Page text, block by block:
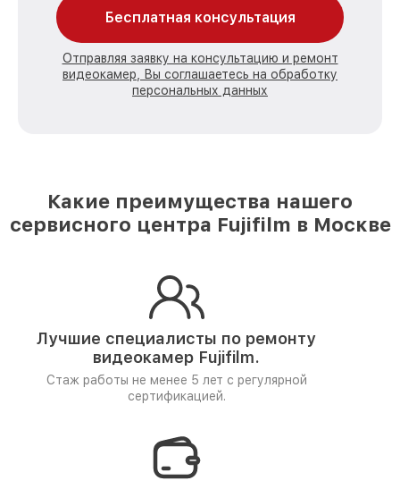
Бесплатная консультация
Отправляя заявку на консультацию и ремонт
видеокамер, Вы соглашаетесь на обработку
персональных данных
Какие преимущества нашего
сервисного центра Fujifilm в Москве
Лучшие специалисты по ремонту
видеокамер Fujifilm.
Стаж работы не менее 5 лет с регулярной
сертификацией.